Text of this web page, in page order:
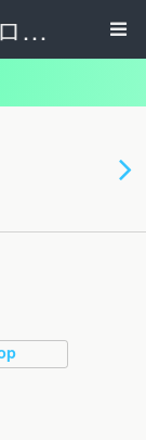
ハワイ情報サイト｜アロハタウンネット